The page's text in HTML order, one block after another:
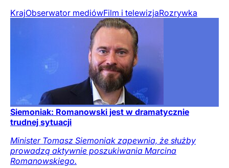
KrajObserwator mediówFilm i telewizjaRozrywka
Siemoniak: Romanowski jest w dramatycznie
trudnej sytuacji
Minister Tomasz Siemoniak zapewnia, że służby
prowadzą aktywnie poszukiwania Marcina
Romanowskiego.